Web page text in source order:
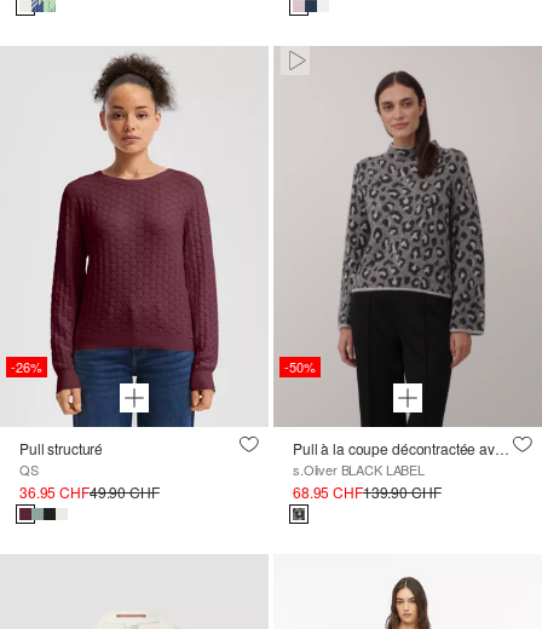
-26%
Pull structuré
QS
36.95 CHF49.90 CHF
Paused • Muted
-50%
Pull à la coupe décontractée avec imprimé leo et manches larges
s.Oliver BLACK LABEL
68.95 CHF139.90 CHF